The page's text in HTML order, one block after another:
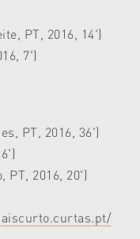
PT, 2016, 14')
7')
PT, 2016, 36')
PT, 2016, 20')